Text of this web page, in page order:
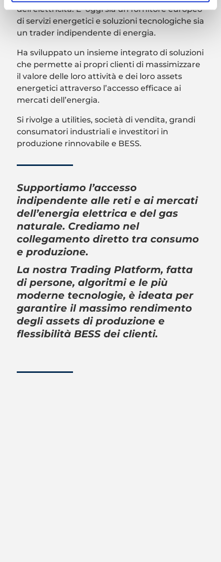
dell’elettricità. E’ oggi sia un fornitore europeo
di servizi energetici e soluzioni tecnologiche sia
un trader indipendente di energia.
Ha sviluppato un insieme integrato di soluzioni
che permette ai propri clienti di massimizzare
il valore delle loro attività e dei loro assets
energetici attraverso l’accesso efficace ai
mercati dell’energia.
Si rivolge a utilities, società di vendita, grandi
consumatori industriali e investitori in
produzione rinnovabile e BESS.
Supportiamo l’accesso
indipendente alle reti e ai mercati
dell’energia elettrica e del gas
naturale. Crediamo nel
collegamento diretto tra consumo
e produzione.
La nostra Trading Platform, fatta
di persone, algoritmi e le più
moderne tecnologie, è ideata per
garantire il massimo rendimento
degli assets di produzione e
flessibilità BESS dei clienti.